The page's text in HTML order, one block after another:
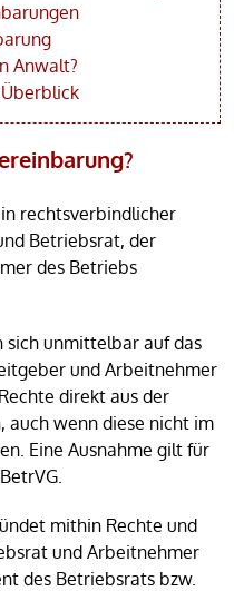
Anwalt?
rechtsverbindlicher
Betriebsrat, der
des Betriebs
unmittelbar auf das
und Arbeitnehmer
direkt aus der
auch wenn diese nicht im
Eine Ausnahme gilt für
mithin Rechte und
und Arbeitnehmer
des Betriebsrats bzw.